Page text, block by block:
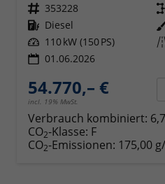
Fahrzeugnr. 353228
Kraftstoff Diesel
Leistung 110 kW (150 PS)
01.06.2026
54.770,– €
incl. 19% MwSt.
Verbrauch kombiniert:
CO2-Klasse: F
CO2-Emissionen: 175,00